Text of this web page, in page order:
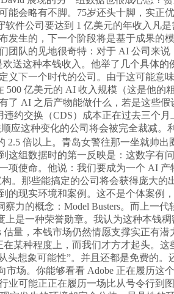
会略有不脚。75岁还头十脚，实正
件公司要达到 1 亿美元的年收入凡
生的，下一个阶段将是基于成果的
队的见地很奇特：对于 AI 公司来
送这种本钱收入。他举了几个具体的
义下一个时代的公司。由于这可能
亿美元的 AI 收入规模（这是他的粗
AI 之后产物能做什么，若是这些
约交换（CDS）成本正在过去三个
应这种变化的公司将会被完全裁减
倍以上。青岛女警往那一坐就帅出
组数据时的第一反映是：这数字有
使命。他说：我们要成为一个 AI
那些能搞定的公司将会获得庞大
现实环境和案例。这不是个体案例
力的概念：Model Busters。而上一
是一种荣誉勋章。我认为这种本钱
量，本钱市场仍然情愿支撑实正有
某种程度上，而我们才方才起头。
头想象可能性”。并且还都是免费的
场。你能够看看 Adobe 正在履历
可能正正在履历一场比从号令行到